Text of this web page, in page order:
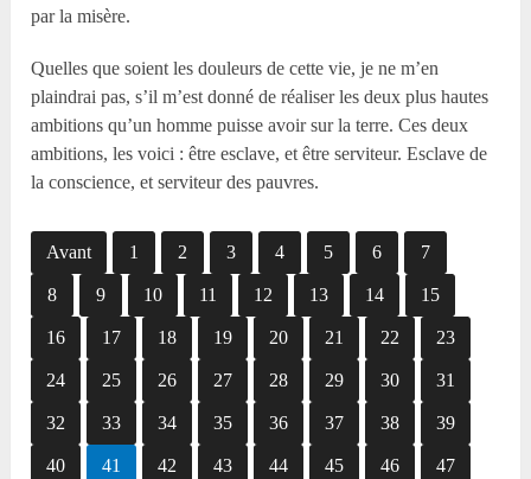
par la misère.
Quelles que soient les douleurs de cette vie, je ne m’en
plaindrai pas, s’il m’est donné de réaliser les deux plus hautes
ambitions qu’un homme puisse avoir sur la terre. Ces deux
ambitions, les voici : être esclave, et être serviteur. Esclave de
la conscience, et serviteur des pauvres.
Avant 1 2 3 4 5 6 7
8 9 10 11 12 13 14 15
16 17 18 19 20 21 22 23
24 25 26 27 28 29 30 31
32 33 34 35 36 37 38 39
40 41 42 43 44 45 46 47